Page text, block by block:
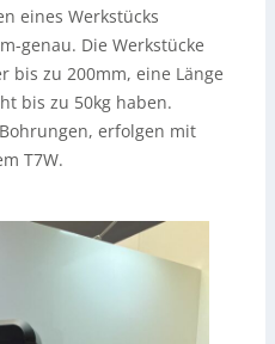
eines Werkstücks
genau. Die Werkstücke
bis zu 200mm, eine Länge
bis zu 50kg haben.
erfolgen mit
T7W.